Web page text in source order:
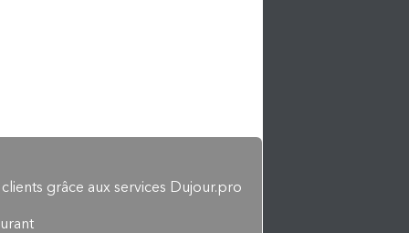
grâce aux services Dujour.pro